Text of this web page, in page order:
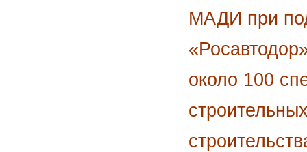
МАДИ при
около 100